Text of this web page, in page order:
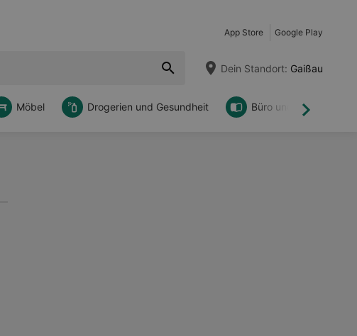
App Store Google Play
Dein Standort: Gaißau
Weiter
Möbel Drogerien und Gesundheit Büro und DIY